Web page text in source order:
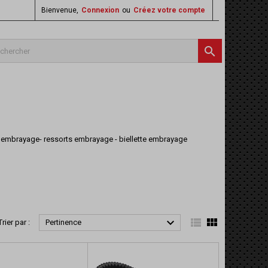
Bienvenue, Connexion ou Créez votre compte

ressorts embrayage - biellette embrayage
par : Pertinence   